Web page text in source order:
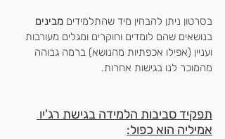
בסרטון ניתן להבחין מיד שהתלמידים מבינים
בנושאים שהם לומדים וחוקרים ומגלים מעורבות
ועניין (אפילו אכפתיות מהנושא) ברמה גבוהה
מהמוכר לנו בגישות אחרות.
תפקיד סביבות הלמידה בגישת רג'יו
אמיליה הוא כפול: